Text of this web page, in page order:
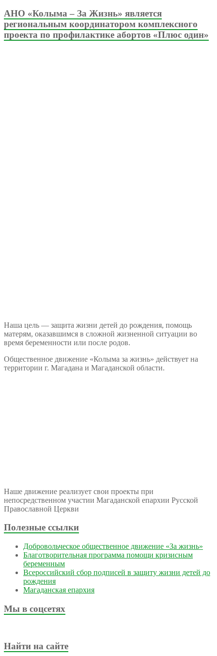
АНО «Колыма – За Жизнь» является
региональным координатором комплексного
проекта по профилактике абортов «Плюс один»
Наша цель — защита жизни детей до рождения, помощь
матерям, оказавшимся в сложной жизненной ситуации во
время беременности или после родов.
Общественное движение «Колыма за жизнь» действует на
территории г. Магадана и Магаданской области.
Наше движение реализует свои проекты при
непосредственном участии Магаданской епархии Русской
Православной Церкви
Полезные ссылки
Добровольческое общественное движение «За жизнь»
Благотворительная программа помощи кризисным
беременным
Всероссийский сбор подписей в защиту жизни детей до
рождения
Магаданская епархия
Мы в соцсетях
Найти на сайте